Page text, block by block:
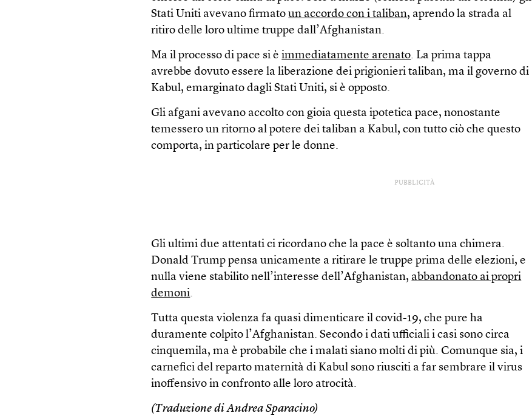
Stati Uniti avevano firmatoun accordo con i taliban, aprendo la strada al
ritiro delle loro ultime truppe dall’Afghanistan.
Ma il processo di pace si èimmediatamente arenato. La prima tappa
avrebbe dovuto essere la liberazione dei prigionieri taliban, ma il governo di
Kabul, emarginato dagli Stati Uniti, si è opposto.
Gli afgani avevano accolto con gioia questa ipotetica pace, nonostante
temessero un ritorno al potere dei taliban a Kabul, con tutto ciò che questo
comporta, in particolare per le donne.
PUBBLICITÀ
Gli ultimi due attentati ci ricordano che la pace è soltanto una chimera.
Donald Trump pensa unicamente a ritirare le truppe prima delle elezioni, e
nulla viene stabilito nell’interesse dell’Afghanistan, abbandonato ai propri
demoni.
Tutta questa violenza fa quasi dimenticare il covid-19, che pure ha
duramente colpito l’Afghanistan. Secondo i dati ufficiali i casi sono circa
cinquemila, ma è probabile che i malati siano molti di più. Comunque sia, i
carnefici del reparto maternità di Kabul sono riusciti a far sembrare il virus
inoffensivo in confronto alle loro atrocità.
(Traduzione di Andrea Sparacino)